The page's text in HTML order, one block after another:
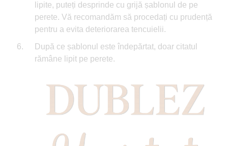
lipite, puteți desprinde cu grijă șablonul de pe
perete. Vă recomandăm să procedați cu prudență
pentru a evita deteriorarea tencuielii.
După ce șablonul este îndepărtat, doar citatul
rămâne lipit pe perete.